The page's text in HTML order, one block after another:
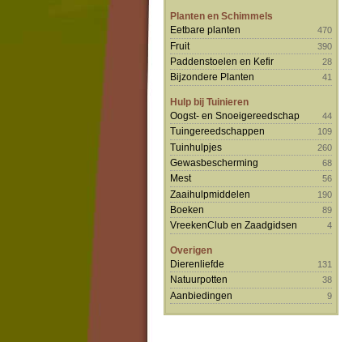
Planten en Schimmels
Eetbare planten
470
Fruit 390
Paddenstoelen en Kefir 28
Bijzondere Planten 41
Hulp bij Tuinieren
Oogst- en Snoeigereedschap
44
Tuingereedschappen 109
Tuinhulpjes 260
Gewasbescherming 68
Mest 56
Zaaihulpmiddelen 190
Boeken 89
VreekenClub en Zaadgidsen 4
Overigen
Dierenliefde
131
Natuurpotten 38
Aanbiedingen 9